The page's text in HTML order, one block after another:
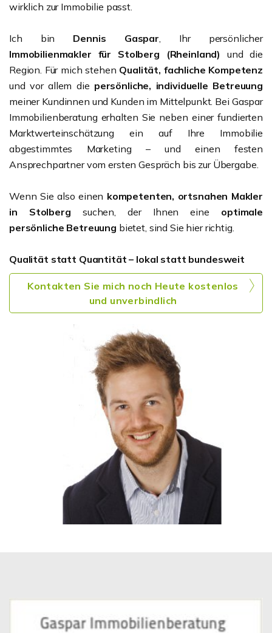
wirklich zur Immobilie passt.
Ich bin Dennis Gaspar, Ihr persönlicher
Immobilienmakler für Stolberg (Rheinland)
und die
Region. Für mich stehen Qualität, fachliche Kompetenz
und vor allem die persönliche, individuelle Betreuung
meiner Kundinnen und Kunden im Mittelpunkt. Bei Gaspar
Immobilienberatung erhalten Sie neben einer fundierten
Marktwerteinschätzung ein auf Ihre Immobilie
abgestimmtes Marketing – und einen festen
Ansprechpartner vom ersten Gespräch bis zur Übergabe.
Wenn Sie also einen kompetenten, ortsnahen Makler
in Stolberg suchen, der Ihnen eine optimale
persönliche Betreuung bietet, sind Sie hier richtig.
Qualität statt Quantität – lokal statt bundesweit
Kontakten Sie mich noch Heute kostenlos
und unverbindlich